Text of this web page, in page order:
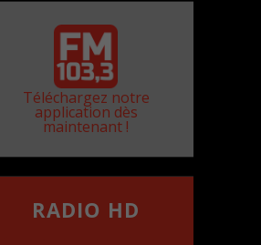
Téléchargez notre
application dès
maintenant !
RADIO HD